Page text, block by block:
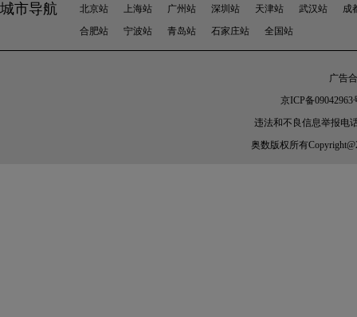
城市导航 北京站 上海站 广州站 深圳站 天津站 武汉站
成
合肥站
宁波站 青岛站 石家庄站 全国站
广告
京ICP备09042963
违法和不良信息举报电
奥数 版权所有